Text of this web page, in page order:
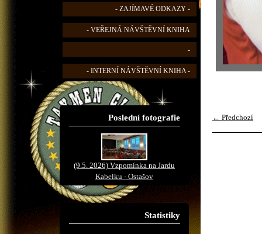
- ZAJÍMAVÉ ODKAZY -
- VEŘEJNÁ NÁVŠTĚVNÍ KNIHA
-
- INTERNÍ NÁVŠTĚVNÍ KNIHA -
Poslední fotografie
(9.5. 2026) Vzpomínka na Jardu
Kabelku - Ostašov
Statistiky
← Předchozí